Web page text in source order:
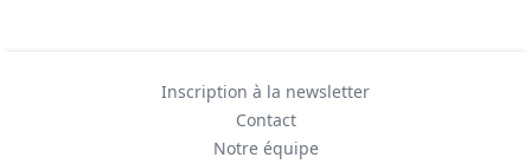
Inscription à la newsletter
Contact
Notre équipe